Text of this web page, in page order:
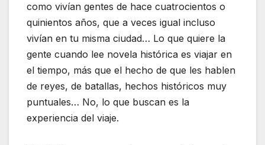
como vivían gentes de hace cuatrocientos o
quinientos años, que a veces igual incluso
vivían en tu misma ciudad… Lo que quiere la
gente cuando lee novela histórica es viajar en
el tiempo, más que el hecho de que les hablen
de reyes, de batallas, hechos históricos muy
puntuales… No, lo que buscan es la
experiencia del viaje.